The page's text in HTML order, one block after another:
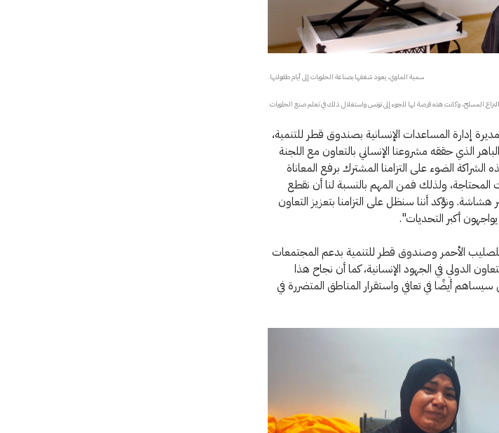
سمية الماوي، يعود شغفها بصناعة الحلويات إلى أيام طفولتها.
إدارة المساعدات الإنسانية بصندوق قطر للتنمية،
الذي حققه مشروعنا الإنساني بالتعاون مع اللجنة
الشراكة الضوء على التزامنا المشترك برفع المعاناة
المحتاجة، ولذلك فمن المهم بالنسبة لنا أن نقطع
هشاشة. ونؤكد أننا سنظل على التزامنا بتعزيز التعاون
أكبر التحديات".
للصليب الأحمر وصندوق قطر للتنمية بدعم المجتمعات
الدولي في الجهود الإنسانية، كما أن نجاح هذا
أيضًا في تعافي واستقرار المناطق المتضررة في